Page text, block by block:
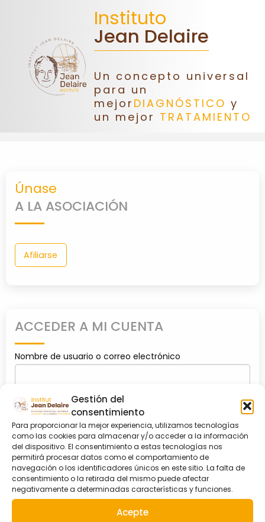
Gestión del
consentimiento
Para proporcionar la mejor experiencia, utilizamos tecnologías
como las cookies para almacenar y/o acceder a la información
del dispositivo. El consentimiento a estas tecnologías nos
permitirá procesar datos como el comportamiento de
navegación o los identificadores únicos en este sitio. La falta de
consentimiento o la retirada del mismo puede afectar
negativamente a determinadas características y funciones.
Acepte
Instituto
Jean Delaire
Un concepto universal
para un
mejor DIAGNÓSTICO y
un mejor TRATAMIENTO
Únase
A LA ASOCIACIÓN
Afiliarse
ACCEDER A MI CUENTA
Nombre de usuario o correo electrónico
Contraseña
Recuérdame
INICIO
DONACIONES
FORMACIÓN
CONTACTO
MI